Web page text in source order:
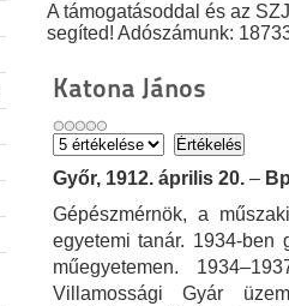
A támogatásoddal és az
segíted! Adószámunk:
Katona János
Győr, 1912. április 20.–
Gépészmérnök, a
egyetemi tanár. 1934-ben
műegyetemen.
Villamossági Gyár